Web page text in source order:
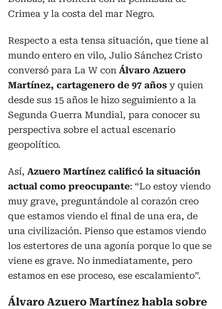
Crimea y la costa del mar Negro.
Respecto a esta tensa situación, que tiene al
mundo entero en vilo, Julio Sánchez Cristo
conversó para La W con Álvaro Azuero
Martínez, cartagenero de 97 años y quien
desde sus 15 años le hizo seguimiento a la
Segunda Guerra Mundial, para conocer su
perspectiva sobre el actual escenario
geopolítico.
Así, Azuero Martínez calificó la situación
actual como preocupante: “Lo estoy viendo
muy grave, preguntándole al corazón creo
que estamos viendo el final de una era, de
una civilización. Pienso que estamos viendo
los estertores de una agonía porque lo que se
viene es grave. No inmediatamente, pero
estamos en ese proceso, ese escalamiento”.
Álvaro Azuero Martínez habla sobre